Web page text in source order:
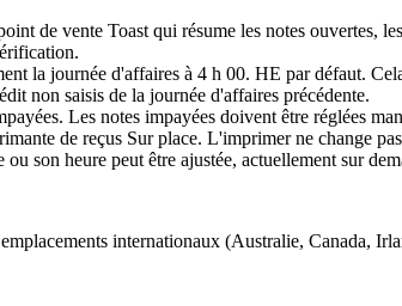
de vente Toast qui résume les notes ouvertes,
la journée d'affaires à 4 h 00. HE par défaut.
non saisis de la journée d'affaires précédente.
Les notes impayées doivent être réglées
de reçus Sur place. L'imprimer ne change
son heure peut être ajustée, actuellement sur
internationaux (Australie, Canada,